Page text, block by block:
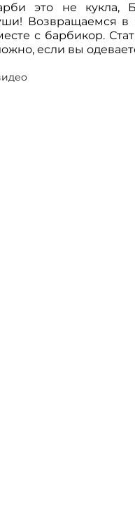
это не кукла,
Возвращаемся в
с барбикор.
если вы